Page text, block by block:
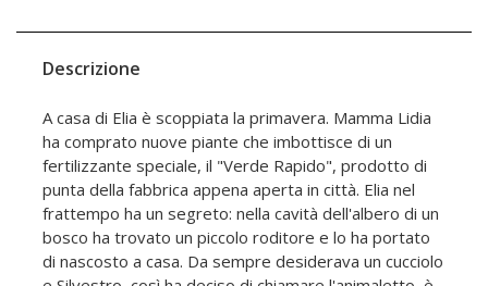
Descrizione
A casa di Elia è scoppiata la primavera. Mamma Lidia
ha comprato nuove piante che imbottisce di un
fertilizzante speciale, il "Verde Rapido", prodotto di
punta della fabbrica appena aperta in città. Elia nel
frattempo ha un segreto: nella cavità dell'albero di un
bosco ha trovato un piccolo roditore e lo ha portato
di nascosto a casa. Da sempre desiderava un cucciolo